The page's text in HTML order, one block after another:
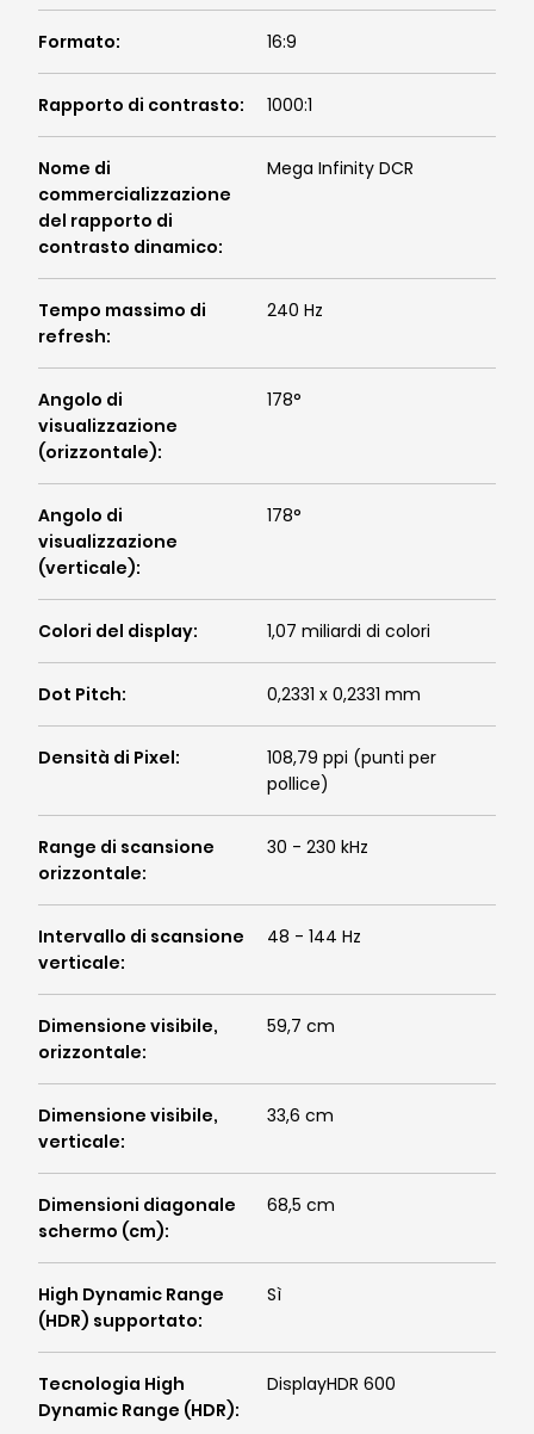
Formato: 16:9
Rapporto di contrasto: 1000:1
Nome di
commercializzazione
del rapporto di
contrasto dinamico:
Mega Infinity DCR
Tempo massimo di
refresh:
240 Hz
Angolo di
visualizzazione
(orizzontale):
178°
Angolo di
visualizzazione
(verticale):
178°
Colori del display: 1,07 miliardi di colori
Dot Pitch: 0,2331 x 0,2331 mm
Densità di Pixel:
108,79 ppi (punti per
pollice)
Range di scansione
orizzontale:
30 - 230 kHz
Intervallo di scansione
verticale:
48 - 144 Hz
Dimensione visibile,
orizzontale:
59,7 cm
Dimensione visibile,
verticale:
33,6 cm
Dimensioni diagonale
schermo (cm):
68,5 cm
High Dynamic Range
(HDR) supportato:
Sì
Tecnologia High
Dynamic Range (HDR):
DisplayHDR 600